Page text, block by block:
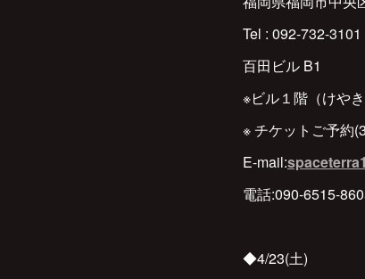
Tel : 092-732-3101
百田ビル B1
※ビル１階（けや
※ チケットご予約
E-mail:
電話:090-6515-
◆4/23(土)